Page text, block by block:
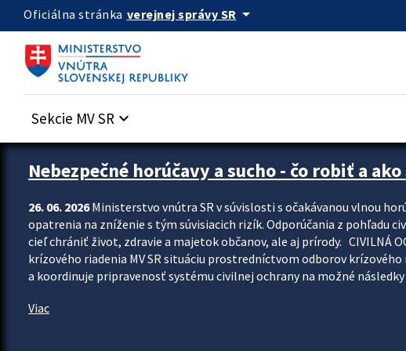
Preskocit na hlavný obsah
Oficiálna stránka verejnej správy SR arrow_drop_down
Sekcie MV SR keyboard_arrow_down
Zastavit automatický posun upútavok
Nebezpečné horúčavy a sucho - čo robiť a
26. 06. 2026Ministerstvo vnútra SR v súvislosti s očakávanou vlnou
opatrenia na zníženie s tým súvisiacich rizík. Odporúčania z pohľadu
cieľ chrániť život, zdravie a majetok občanov, ale aj prírody. CIVILNÁ
krízového riadenia MV SR situáciu prostredníctvom odborov
a koordinuje pripravenosť systému civilnej ochrany na možné
Viac